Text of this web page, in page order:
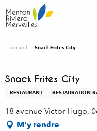
au
contenu
Accueil Snack Frites City
Snack Frites City
RESTAURANT RESTAURATION
18 avenue Victor Hugo,
M'y rendre